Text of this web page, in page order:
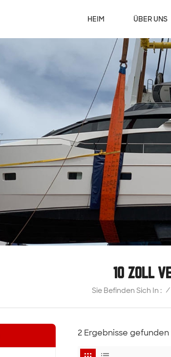
HEIM ÜBER UNS
10 ZOLL
Sie Befinden Sich In : /
2 Ergebnisse